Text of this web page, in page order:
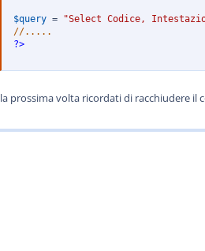
$query = "Select Codice,
//.....
?>
la prossima volta ricordati di racchiudere il